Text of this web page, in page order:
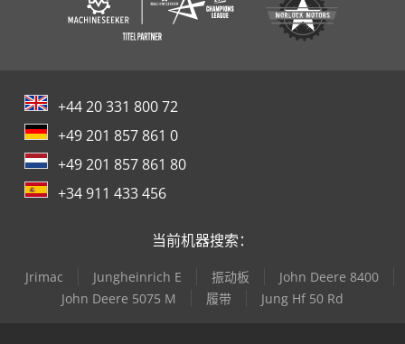
+44 20 331 800 72
+49 201 857 861 0
+49 201 857 861 80
+34 911 433 456
当前机器搜索：
Jrimac Jungheinrich E 振动板
John Deere 8400
John Deere 5075 M
履带 Jung Hf 50 Rd